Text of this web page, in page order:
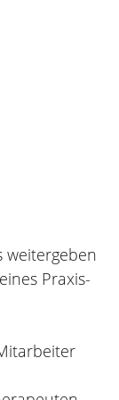
weitergeben
Praxis-